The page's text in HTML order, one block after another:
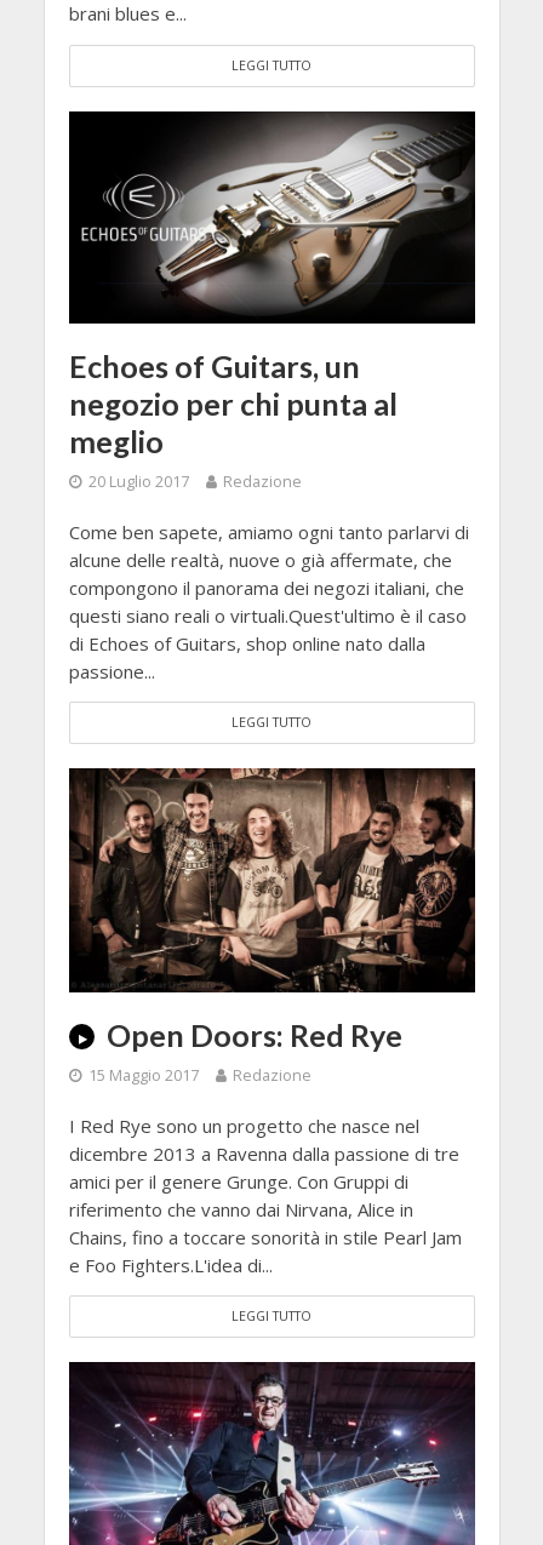
brani blues e...
LEGGI TUTTO
Echoes of Guitars, un
negozio per chi punta al
meglio
20 Luglio 2017 Redazione
Come ben sapete, amiamo ogni tanto parlarvi di
alcune delle realtà, nuove o già affermate, che
compongono il panorama dei negozi italiani, che
questi siano reali o virtuali.Quest'ultimo è il caso
di Echoes of Guitars, shop online nato dalla
passione...
LEGGI TUTTO
Open Doors: Red Rye
15 Maggio 2017 Redazione
I Red Rye sono un progetto che nasce nel
dicembre 2013 a Ravenna dalla passione di tre
amici per il genere Grunge. Con Gruppi di
riferimento che vanno dai Nirvana, Alice in
Chains, fino a toccare sonorità in stile Pearl Jam
e Foo Fighters.L'idea di...
LEGGI TUTTO